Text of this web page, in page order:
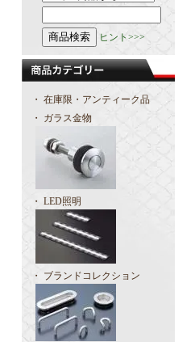
ヒント>>>
・ 在庫限・アンティーク品
・ ガラス金物
・ LED照明
・ ブランドコレクション